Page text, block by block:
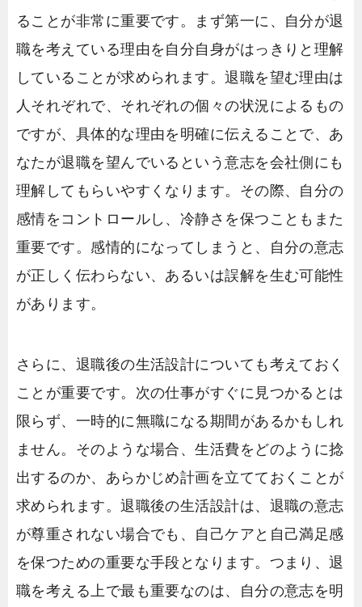
ることが非常に重要です。まず第一に、自分が退
職を考えている理由を自分自身がはっきりと理解
していることが求められます。退職を望む理由は
人それぞれで、それぞれの個々の状況によるもの
ですが、具体的な理由を明確に伝えることで、あ
なたが退職を望んでいるという意志を会社側にも
理解してもらいやすくなります。その際、自分の
感情をコントロールし、冷静さを保つこともまた
重要です。感情的になってしまうと、自分の意志
が正しく伝わらない、あるいは誤解を生む可能性
があります。
さらに、退職後の生活設計についても考えておく
ことが重要です。次の仕事がすぐに見つかるとは
限らず、一時的に無職になる期間があるかもしれ
ません。そのような場合、生活費をどのように捻
出するのか、あらかじめ計画を立てておくことが
求められます。退職後の生活設計は、退職の意志
が尊重されない場合でも、自己ケアと自己満足感
を保つための重要な手段となります。つまり、退
職を考える上で最も重要なのは、自分の意志を明